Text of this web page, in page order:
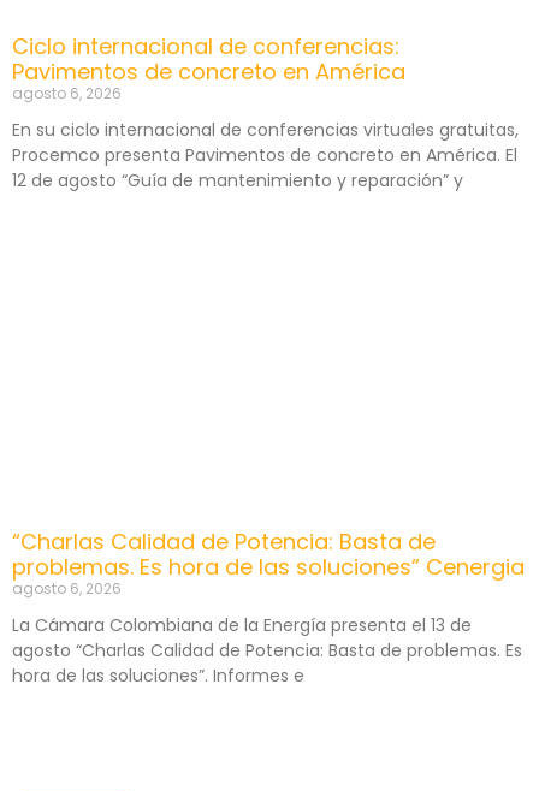
Ciclo internacional de conferencias:
Pavimentos de concreto en América
agosto 6, 2026
En su ciclo internacional de conferencias virtuales gratuitas,
Procemco presenta Pavimentos de concreto en América. El
12 de agosto “Guía de mantenimiento y reparación” y
“Charlas Calidad de Potencia: Basta de
problemas. Es hora de las soluciones” Cenergia
agosto 6, 2026
La Cámara Colombiana de la Energía presenta el 13 de
agosto “Charlas Calidad de Potencia: Basta de problemas. Es
hora de las soluciones”. Informes e